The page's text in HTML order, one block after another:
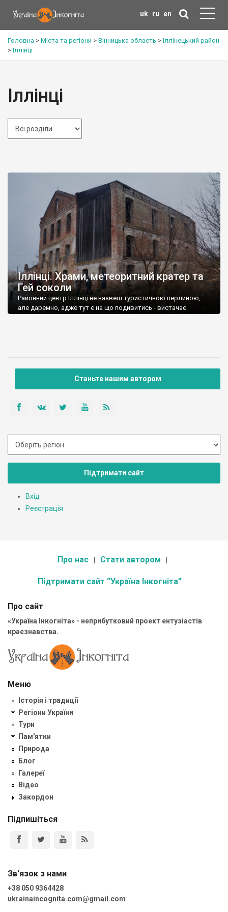
uk ru en
Головна > Міста та регіони > Вінницька область > Іллінецький район
> Іллінці
Іллінці
Іллінці. Храми, метеоритний кратер та
Гей соколи
Районний центр Іллінці не назвеш туристичною перлиною,
але даремно, адже тут є на що подивитись - вистачає
Станьте нашим автором
Підтримати сайт
Вхід
Реєстрація
Про нас Стати автором
Підтримати сайт “Україна Інкогніта”
Про сайт
«Україна Інкогніта» - неприбутковий проект ентузіастів
краєзнавства.
Меню
Історія і традиції
Регіони України
Тури
Пам'ятки
Природа
Блог
Галереї
Відео
Закордон
Підпишіться
Зв'язок з нами
+38 050 9364428
ukrainaincognita.com@gmail.com